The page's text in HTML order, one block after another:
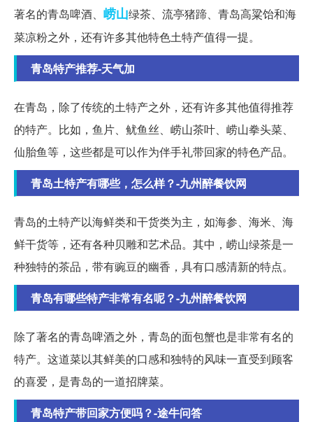
著名的青岛啤酒、 崂山绿茶、流亭猪蹄、青岛高粱饴和海
菜凉粉之外，还有许多其他特色土特产值得一提。
青岛特产推荐-天气加
在青岛，除了传统的土特产之外，还有许多其他值得推荐
的特产。比如，鱼片、鱿鱼丝、崂山茶叶、崂山拳头菜、
仙胎鱼等，这些都是可以作为伴手礼带回家的特色产品。
青岛土特产有哪些，怎么样？-九州醉餐饮网
青岛的土特产以海鲜类和干货类为主，如海参、海米、海
鲜干货等，还有各种贝雕和艺术品。其中，崂山绿茶是一
种独特的茶品，带有豌豆的幽香，具有口感清新的特点。
青岛有哪些特产非常有名呢？-九州醉餐饮网
除了著名的青岛啤酒之外，青岛的面包蟹也是非常有名的
特产。这道菜以其鲜美的口感和独特的风味一直受到顾客
的喜爱，是青岛的一道招牌菜。
青岛特产带回家方便吗？-途牛问答